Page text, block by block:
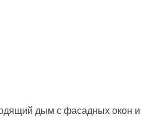
дым с фасадных окон и